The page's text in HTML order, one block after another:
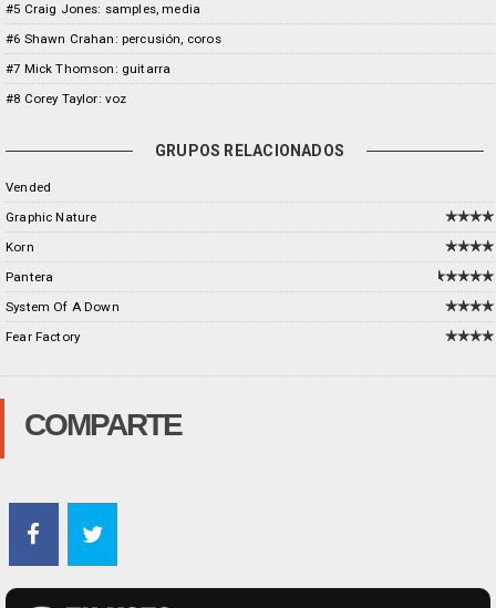
#5 Craig Jones: samples, media
#6 Shawn Crahan: percusión, coros
#7 Mick Thomson: guitarra
#8 Corey Taylor: voz
GRUPOS RELACIONADOS
Vended
Graphic Nature
Korn
Pantera
System Of A Down
Fear Factory
COMPARTE